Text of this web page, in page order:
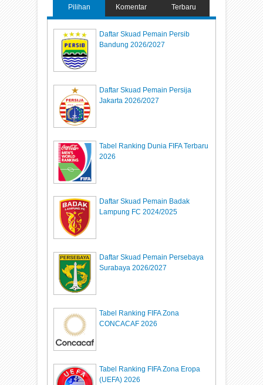
Pilihan Komentar Terbaru
Daftar Skuad Pemain Persib
Bandung 2026/2027
Daftar Skuad Pemain Persija
Jakarta 2026/2027
Tabel Ranking Dunia FIFA Terbaru
2026
Daftar Skuad Pemain Badak
Lampung FC 2024/2025
Daftar Skuad Pemain Persebaya
Surabaya 2026/2027
Tabel Ranking FIFA Zona
CONCACAF 2026
Tabel Ranking FIFA Zona Eropa
(UEFA) 2026